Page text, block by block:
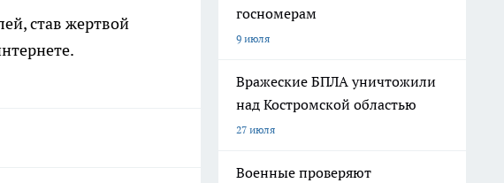
став жертвой
госномерам
9 июля
Вражеские БПЛА уничтожили
над Костромской областью
27 июля
Военные проверяют